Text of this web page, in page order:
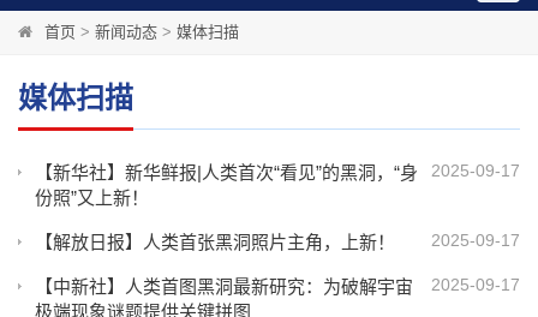
首页 > 新闻动态 > 媒体扫描
媒体扫描
2025-09-17
【新华社】新华鲜报|人类首次“看见”的黑洞，“身
份照”又上新！
2025-09-17
【解放日报】人类首张黑洞照片主角，上新！
2025-09-17
【中新社】人类首图黑洞最新研究：为破解宇宙
极端现象谜题提供关键拼图